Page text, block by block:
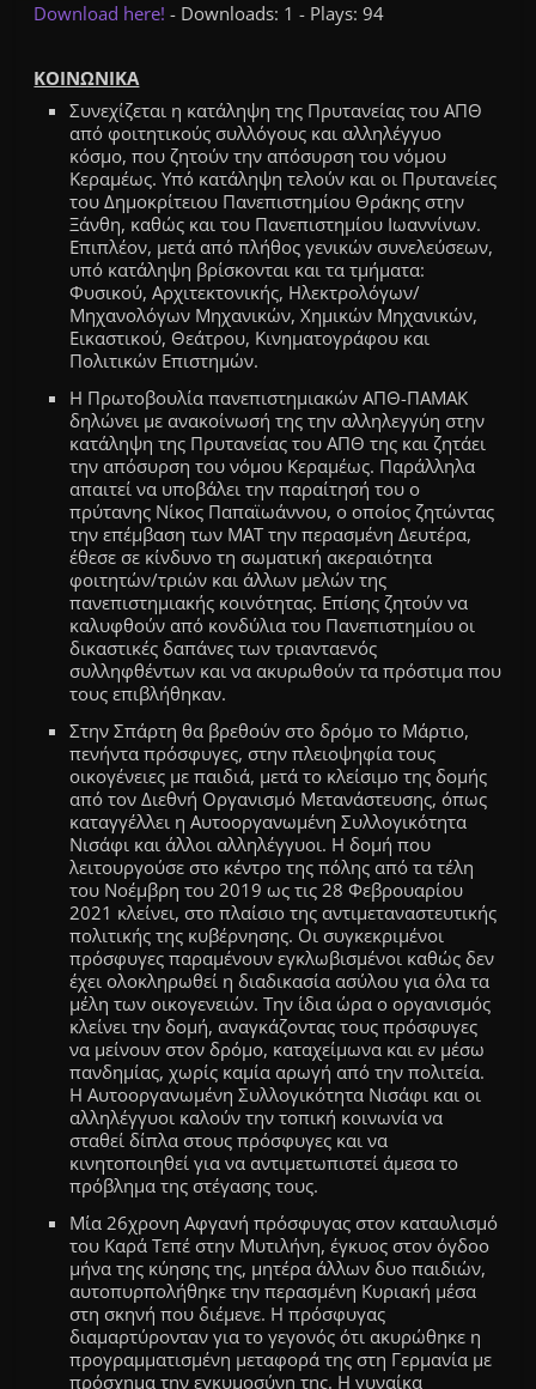
Download here!- Downloads: 1 - Plays: 94
ΚΟΙΝΩΝΙΚΑ
Συνεχίζεται η κατάληψη της Πρυτανείας του ΑΠΘ
από φοιτητικούς συλλόγους και αλληλέγγυο
κόσμο, που ζητούν την απόσυρση τουνόμου
Κεραμέως. Υπό κατάληψη τελούν και οι Πρυτανείες
του Δημοκρίτειου Πανεπιστημίου Θράκης στην
Ξάνθη, καθώς και του Πανεπιστημίου Ιωαννίνων.
Επιπλέον, μετά από πλήθος γενικών συνελεύσεων,
υπό κατάληψη βρίσκονται και τα τμήματα:
Φυσικού, Αρχιτεκτονικής, Ηλεκτρολόγων/
Μηχανολόγων Μηχανικών, Χημικών Μηχανικών,
Εικαστικού, Θεάτρου, Κινηματογράφου και
Πολιτικών Επιστημών.
Η Πρωτοβουλία πανεπιστημιακών ΑΠΘ-ΠΑΜΑΚ
δηλώνει με ανακοίνωσή της την αλληλεγγύη στην
κατάληψη της Πρυτανείας του ΑΠΘ της και ζητάει
την απόσυρση του νόμου Κεραμέως. Παράλληλα
απαιτεί να υποβάλει την παραίτησή του ο
πρύτανης Νίκος Παπαϊωάννου, ο οποίος ζητώντας
την επέμβαση των ΜΑΤ την περασμένη Δευτέρα,
έθεσε σε κίνδυνο τη σωματική ακεραιότητα
φοιτητών/τριών και άλλων μελών της
πανεπιστημιακής κοινότητας. Επίσης ζητούν να
καλυφθούν από κονδύλια του Πανεπιστημίου οι
δικαστικές δαπάνες των τριανταενός
συλληφθέντων και να ακυρωθούν τα πρόστιμα που
τους επιβλήθηκαν.
Στην Σπάρτη θα βρεθούν στο δρόμο το Μάρτιο,
πενήντα πρόσφυγες, στην πλειοψηφία τους
οικογένειες με παιδιά, μετά το κλείσιμο της δομής
από τον Διεθνή Οργανισμό Μετανάστευσης, όπως
καταγγέλλει η Αυτοοργανωμένη Συλλογικότητα
Νισάφι και άλλοι αλληλέγγυοι. Η δομή που
λειτουργούσε στο κέντρο της πόλης από τα τέλη
του Νοέμβρη του 2019 ωςτις28 Φεβρουαρίου
2021 κλείνει, στο πλαίσιο της αντιμεταναστευτικής
πολιτικής της κυβέρνησης. Οι συγκεκριμένοι
πρόσφυγες παραμένουν εγκλωβισμένοι καθώς δεν
έχει ολοκληρωθεί η διαδικασία ασύλου για όλα τα
μέλη των οικογενειών. Την ίδια ώρα οοργανισμός
κλείνει την δομή, αναγκάζοντας τους πρόσφυγες
να μείνουν στον δρόμο, καταχείμωνα και εν μέσω
πανδημίας, χωρίς καμία αρωγή από την πολιτεία.
ΗΑυτοοργανωμένη Συλλογικότητα Νισάφι και οι
αλληλέγγυοι καλούν την τοπική κοινωνία να
σταθεί δίπλα στους πρόσφυγες και να
κινητοποιηθεί για να αντιμετωπιστεί άμεσα το
πρόβλημα της στέγασης τους.
Μία 26χρονη Αφγανή πρόσφυγας στον καταυλισμό
του Καρά Τεπέστην Μυτιλήνη, έγκυος στον όγδοο
μήνα της κύησης της, μητέρα άλλων δυο παιδιών,
αυτοπυρπολήθηκε την περασμένη Κυριακή μέσα
στη σκηνή που διέμενε. Η πρόσφυγας
διαμαρτύρονταν για το γεγονός ότι ακυρώθηκε η
προγραμματισμένη μεταφορά της στη Γερμανία με
πρόσχημα την εγκυμοσύνη της. Η γυναίκα